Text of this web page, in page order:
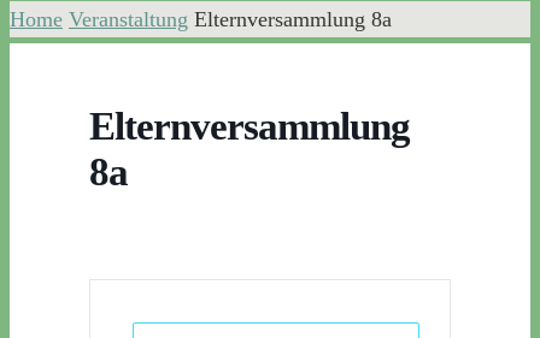
Home Veranstaltung Elternversammlung 8a
Elternversammlung
8a